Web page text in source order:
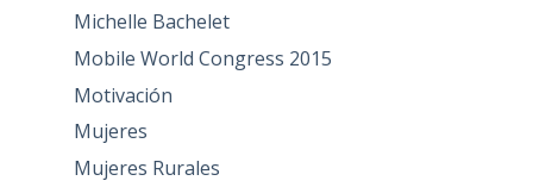
Michelle Bachelet
Mobile World Congress 2015
Motivación
Mujeres
Mujeres Rurales